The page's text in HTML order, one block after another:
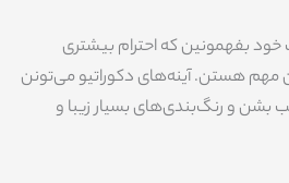
خود بفهمونین که احترام بیشتری
مهم هستن. آینه‌های دکوراتیو می‌تونن
بشن و رنگ‌بندی‌های بسیار زیبا و